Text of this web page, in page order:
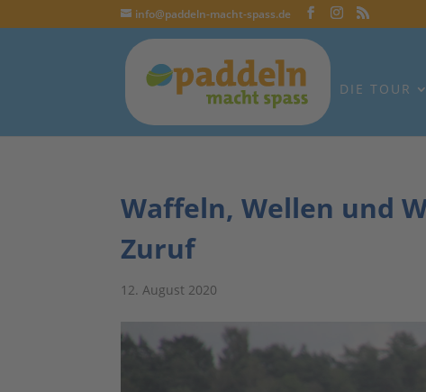
info@paddeln-macht-spass.de
DIE TOUR
Waffeln, Wellen und
Zuruf
12. August 2020